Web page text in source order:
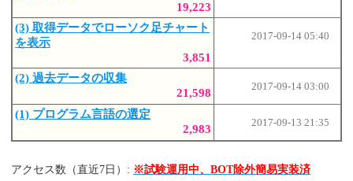
19,223
(3) 取得データでローソク足チャート
を表示
3,851
2017-09-14 05:40
(2) 過去データの収集
21,598
2017-09-14 03:00
(1) プログラム言語の選定
2,983
2017-09-13 21:35
アクセス数（直近7日）: ※試験運用中、BOT除外簡易実装済